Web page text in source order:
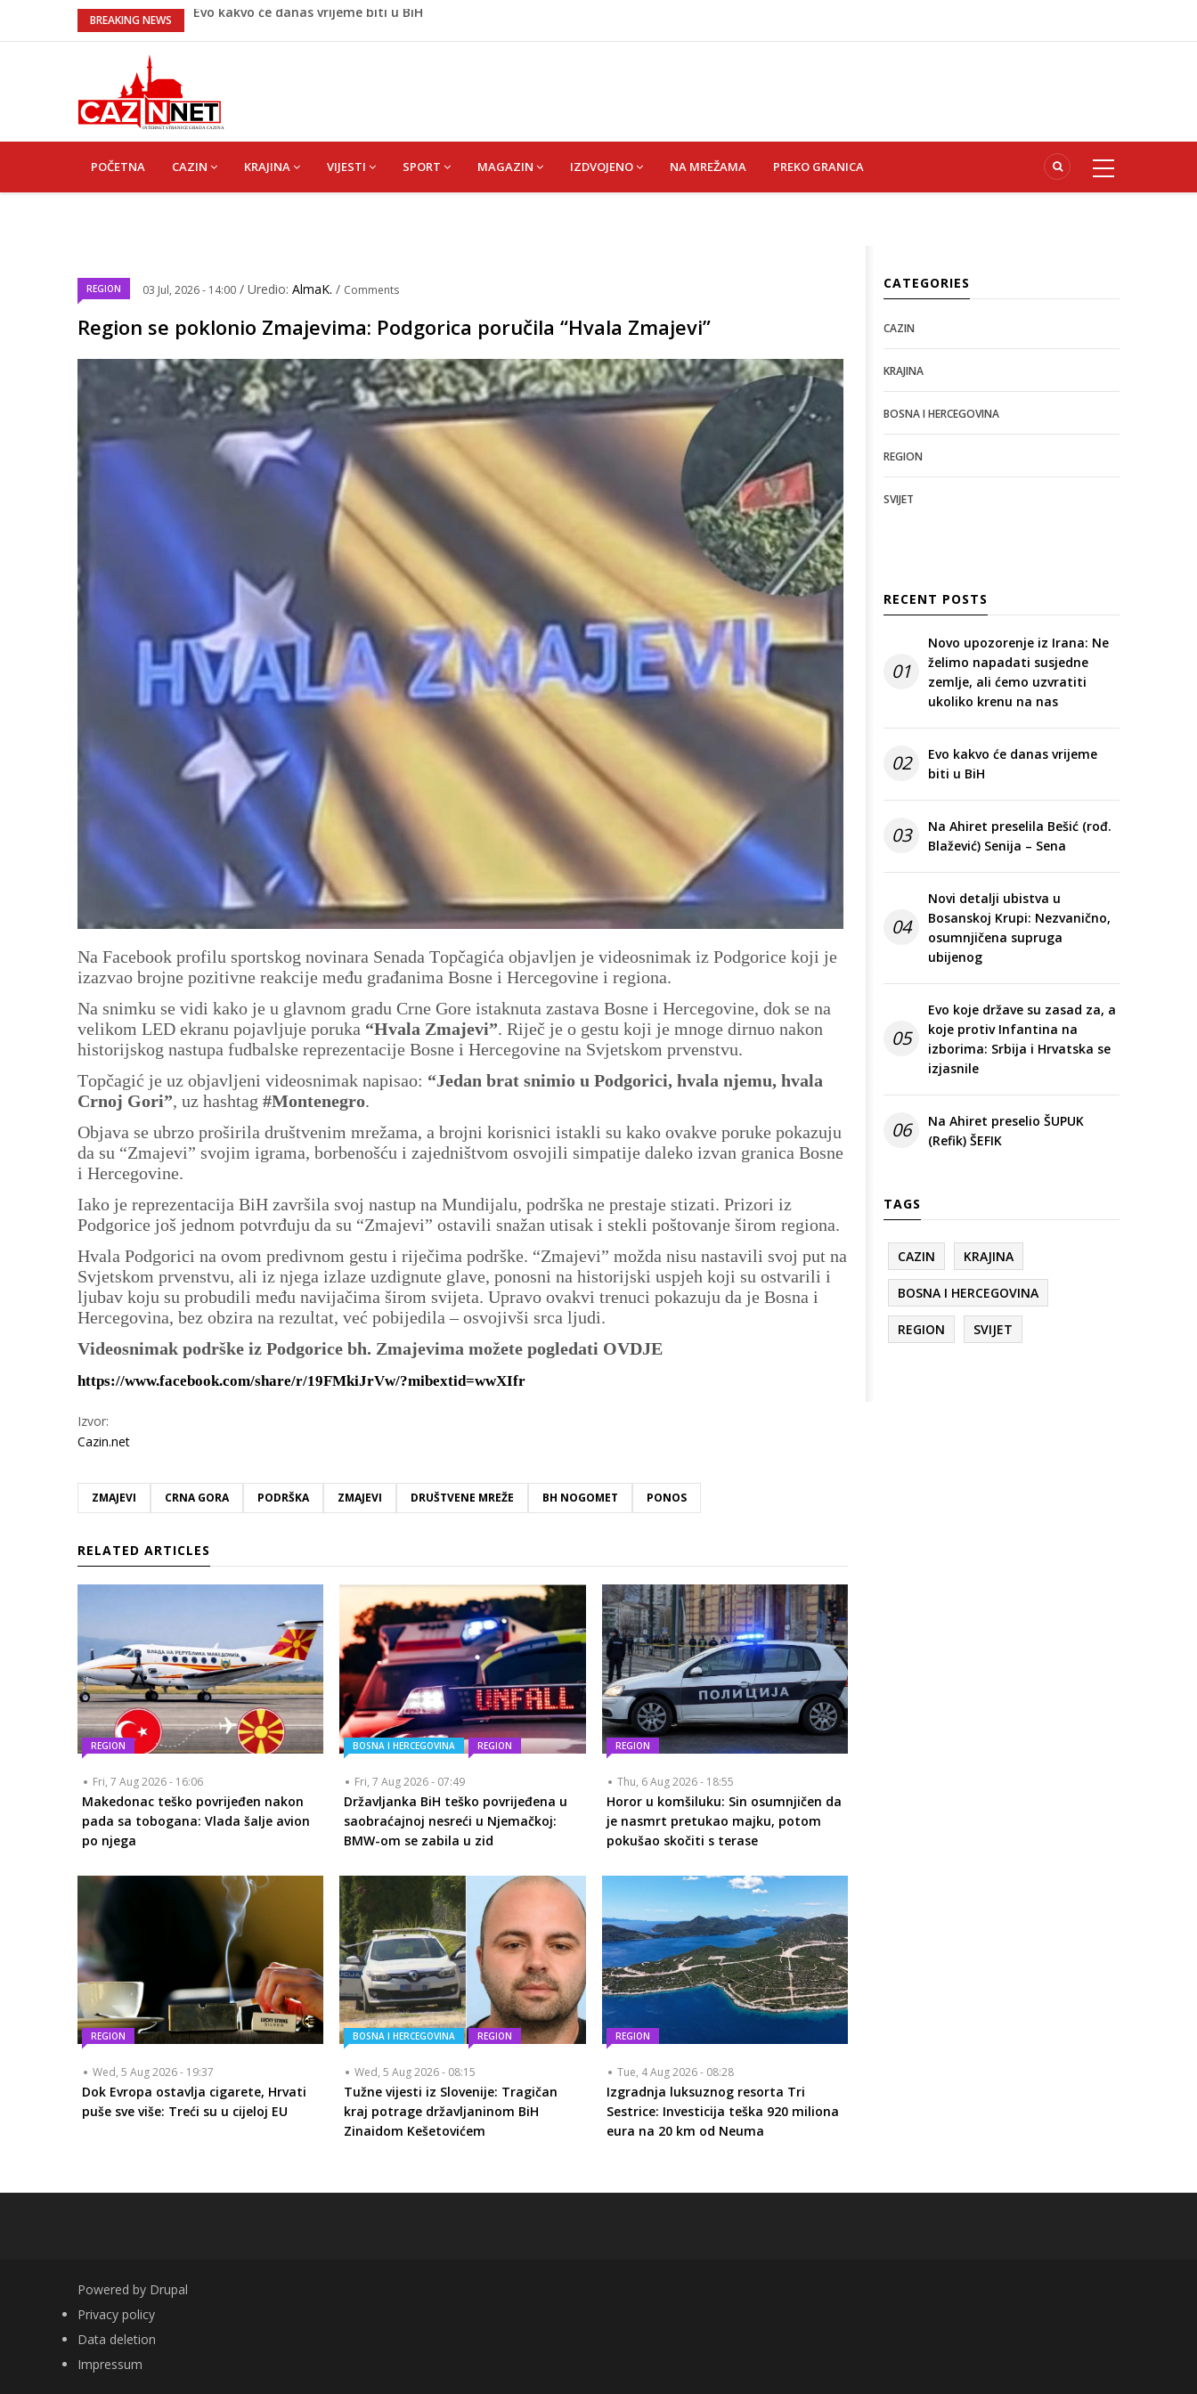
BREAKING NEWS
Novo upozorenje iz Irana: Ne želimo napadati susjedne zemlje, ali ćemo uzvratiti ukoliko
krenu na nas
Na Ahiret preselio ŠUPUK (Refik) ŠEFIK
Evo kakvo će danas vrijeme biti u BiH
NAVIGATION
POČETNA CAZIN KRAJINA VIJESTI SPORT MAGAZIN IZDVOJENO NA MREŽAMA PREKO GRANICA
REGION 03 Jul, 2026 - 14:00 / Uredio: AlmaK. / Comments
Region se poklonio Zmajevima: Podgorica poručila “Hvala Zmajevi”
Na Facebook profilu sportskog novinara Senada Topčagića objavljen je videosnimak iz Podgorice koji je
izazvao brojne pozitivne reakcije među građanima Bosne i Hercegovine i regiona.
Na snimku se vidi kako je u glavnom gradu Crne Gore istaknuta zastava Bosne i Hercegovine, dok se na
velikom LED ekranu pojavljuje poruka “Hvala Zmajevi”. Riječ je o gestu koji je mnoge dirnuo nakon
historijskog nastupa fudbalske reprezentacije Bosne i Hercegovine na Svjetskom prvenstvu.
Topčagić je uz objavljeni videosnimak napisao: “Jedan brat snimio u Podgorici, hvala njemu, hvala
Crnoj Gori”, uz hashtag #Montenegro.
Objava se ubrzo proširila društvenim mrežama, a brojni korisnici istakli su kako ovakve poruke pokazuju
da su “Zmajevi” svojim igrama, borbenošću i zajedništvom osvojili simpatije daleko izvan granica Bosne
i Hercegovine.
Iako je reprezentacija BiH završila svoj nastup na Mundijalu, podrška ne prestaje stizati. Prizori iz
Podgorice još jednom potvrđuju da su “Zmajevi” ostavili snažan utisak i stekli poštovanje širom regiona.
Hvala Podgorici na ovom predivnom gestu i riječima podrške. “Zmajevi” možda nisu nastavili svoj put na
Svjetskom prvenstvu, ali iz njega izlaze uzdignute glave, ponosni na historijski uspjeh koji su ostvarili i
ljubav koju su probudili među navijačima širom svijeta. Upravo ovakvi trenuci pokazuju da je Bosna i
Hercegovina, bez obzira na rezultat, već pobijedila – osvojivši srca ljudi.
Videosnimak podrške iz Podgorice bh. Zmajevima možete pogledati OVDJE
https://www.facebook.com/share/r/19FMkiJrVw/?mibextid=wwXIfr
Izvor:
Cazin.net
ZMAJEVI CRNA GORA PODRŠKA ZMAJEVI DRUŠTVENE MREŽE BH NOGOMET PONOS
RELATED ARTICLES
REGION
Fri, 7 Aug 2026 - 16:06
Makedonac teško povrijeđen nakon
pada sa tobogana: Vlada šalje avion
po njega
BOSNA I HERCEGOVINA REGION
Fri, 7 Aug 2026 - 07:49
Državljanka BiH teško povrijeđena u
saobraćajnoj nesreći u Njemačkoj:
BMW-om se zabila u zid
REGION
Thu, 6 Aug 2026 - 18:55
Horor u komšiluku: Sin osumnjičen da
je nasmrt pretukao majku, potom
pokušao skočiti s terase
REGION
Wed, 5 Aug 2026 - 19:37
Dok Evropa ostavlja cigarete, Hrvati
puše sve više: Treći su u cijeloj EU
BOSNA I HERCEGOVINA REGION
Wed, 5 Aug 2026 - 08:15
Tužne vijesti iz Slovenije: Tragičan
kraj potrage državljaninom BiH
Zinaidom Kešetovićem
REGION
Tue, 4 Aug 2026 - 08:28
Izgradnja luksuznog resorta Tri
Sestrice: Investicija teška 920 miliona
eura na 20 km od Neuma
CATEGORIES
CAZIN
KRAJINA
BOSNA I HERCEGOVINA
REGION
SVIJET
RECENT POSTS
01
Novo upozorenje iz Irana: Ne
želimo napadati susjedne
zemlje, ali ćemo uzvratiti
ukoliko krenu na nas
02
Evo kakvo će danas vrijeme
biti u BiH
03
Na Ahiret preselila Bešić (rođ.
Blažević) Senija – Sena
04
Novi detalji ubistva u
Bosanskoj Krupi: Nezvanično,
osumnjičena supruga
ubijenog
05
Evo koje države su zasad za, a
koje protiv Infantina na
izborima: Srbija i Hrvatska se
izjasnile
06
Na Ahiret preselio ŠUPUK
(Refik) ŠEFIK
TAGS
CAZIN KRAJINA
BOSNA I HERCEGOVINA
REGION SVIJET
Powered by Drupal
FOOTER
Privacy policy
Data deletion
Impressum